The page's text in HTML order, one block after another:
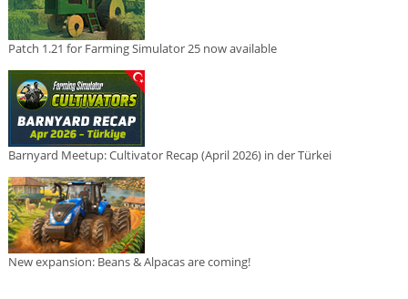
Patch 1.21 for Farming Simulator 25 now available
Barnyard Meetup: Cultivator Recap (April 2026) in der Türkei
New expansion: Beans & Alpacas are coming!